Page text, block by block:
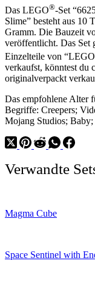
Das LEGO®-Set
Slime” besteht aus 10
Gramm. Die Bauzeit
veröffentlicht. Das Set
Einzelteile von “LEGO
verkaufst, könntest du
originalverpackt
Das empfohlene Alter
Begriffe: Creepers;
Mojang Studios; Baby;
Verwandte
Magma Cube
Space Sentinel with